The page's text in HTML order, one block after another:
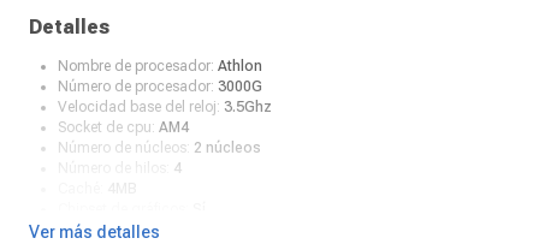
Detalles
Nombre de procesador: Athlon
Número de procesador: 3000G
Velocidad base del reloj: 3.5Ghz
Socket de cpu: AM4
Número de núcleos: 2 núcleos
4
Detalle de gráficos:
Ver más detalles